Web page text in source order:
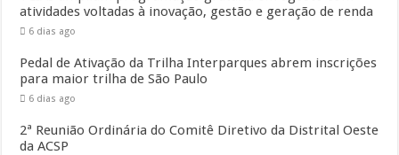
atividades voltadas à inovação, gestão e geração de renda
6 dias ago
Pedal de Ativação da Trilha Interparques abrem inscrições
para maior trilha de São Paulo
6 dias ago
2ª Reunião Ordinária do Comitê Diretivo da Distrital Oeste
da ACSP